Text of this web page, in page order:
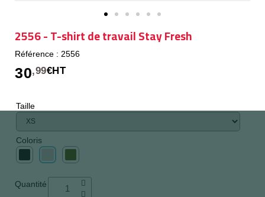
2556 - T-shirt de travail Stay Fresh
Référence : 2556
30,99€HT
Taille
Coloris
Quantité